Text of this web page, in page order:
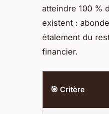
atteindre 100 %
existent :
étalement du
financier.
🎯 Critère